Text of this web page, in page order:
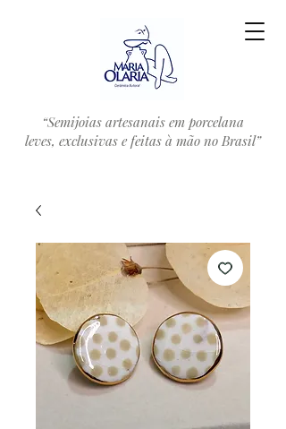
“Semijoias artesanais em porcelana
leves, exclusivas e feitas à mão no Brasil”